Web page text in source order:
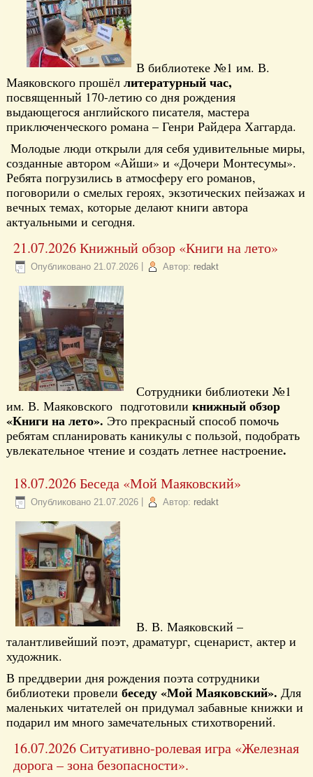
В библиотеке №1 им. В.
Маяковского прошёллитературный час,
посвященный 170-летию со дня рождения
выдающегося английского писателя, мастера
приключенческого романа – Генри Райдера Хаггарда.
Молодые люди открыли для себя удивительные миры,
созданные автором «Айши» и «Дочери Монтесумы».
Ребята погрузились в атмосферу его романов,
поговорили о смелых героях, экзотических пейзажах и
вечных темах, которые делают книги автора
актуальными и сегодня.
21.07.2026 Книжный обзор «Книги на лето»
Опубликовано 21.07.2026 Автор: redakt
Сотрудники библиотеки №1
им. В. Маяковского подготовиликнижный обзор
«Книги на лето». Это прекрасный способ помочь
ребятам спланировать каникулы с пользой, подобрать
увлекательное чтение и создать летнее настроение.
18.07.2026 Беседа «Мой Маяковский»
Опубликовано 21.07.2026 Автор: redakt
В. В. Маяковский –
талантливейший поэт, драматург, сценарист, актер и
художник.
В преддверии дня рождения поэта сотрудники
библиотеки провелибеседу «Мой Маяковский». Для
маленьких читателей он придумал забавные книжки и
подарил им много замечательных стихотворений.
16.07.2026 Ситуативно-ролевая игра «Железная
дорога – зона безопасности».